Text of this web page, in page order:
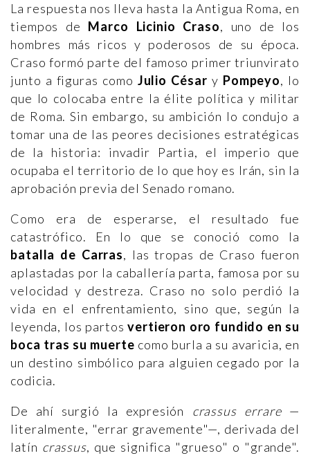
La respuesta nos lleva hasta la Antigua Roma, en
tiempos de Marco Licinio Craso, uno de los
hombres más ricos y poderosos de su época.
Craso formó parte del famoso primer triunvirato
junto a figuras como Julio César y Pompeyo, lo
que lo colocaba entre la élite política y militar
de Roma. Sin embargo, su ambición lo condujo a
tomar una de las peores decisiones estratégicas
de la historia: invadir Partia, el imperio que
ocupaba el territorio de lo que hoy es Irán, sin la
aprobación previa del Senado romano.
Como era de esperarse, el resultado fue
catastrófico. En lo que se conoció como la
batalla de Carras, las tropas de Craso fueron
aplastadas por la caballería parta, famosa por su
velocidad y destreza. Craso no solo perdió la
vida en el enfrentamiento, sino que, según la
leyenda, los partosvertieron oro fundido en su
boca tras su muerte como burla a su avaricia, en
un destino simbólico para alguien cegado por la
codicia.
De ahí surgió la expresión crassus errare—
literalmente, "errar gravemente"—, derivada del
latín crassus, que significa "grueso" o "grande".